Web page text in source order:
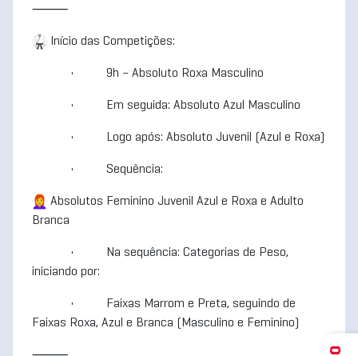
⸻
Início das Competições:
• 9h – Absoluto Roxa Masculino
• Em seguida: Absoluto Azul Masculino
• Logo após: Absoluto Juvenil (Azul e Roxa)
• Sequência:
Absolutos Feminino Juvenil Azul e Roxa e Adulto
Branca
• Na sequência: Categorias de Peso,
iniciando por:
• Faixas Marrom e Preta, seguindo de
Faixas Roxa, Azul e Branca (Masculino e Feminino)